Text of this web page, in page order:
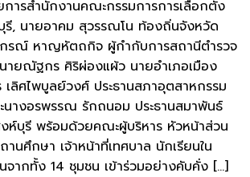
ารสำนักงานคณะกรรมการการเลือกตั้ง
รี, นายอาคม สุวรรณโน ท้องถิ่นจังหวัด
รณ์ หาญหัตถกิจ ผู้กำกับการสถานีตำรวจ
ายณัฐกร ศิริผ่องแผ้ว นายอำเภอเมือง
ลิศไพบูลย์วงศ์ ประธานสภาอุตสาหกรรม
นางอรพรรณ รักถนอม ประธานสมาพันธ์
ห์บุรี พร้อมด้วยคณะผู้บริหาร หัวหน้าส่วน
านศึกษา เจ้าหน้าที่เทศบาล นักเรียนใน
จากทั้ง 14 ชุมชน เข้าร่วมอย่างคับคั่ง […]